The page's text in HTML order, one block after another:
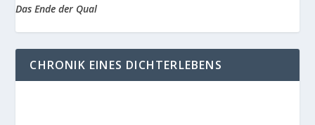
Das Ende der Qual
CHRONIK EINES DICHTERLEBENS